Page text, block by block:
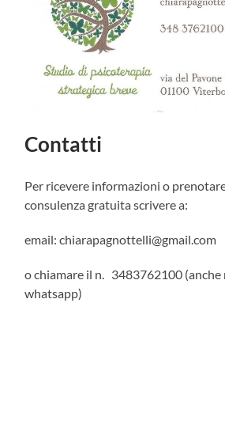
Contatti
Per ricevere informazioni o
consulenza gratuita scrivere a:
email: chiarapagnottelli@gmail.com
o chiamare il n. 3483762100 (anche
whatsapp)